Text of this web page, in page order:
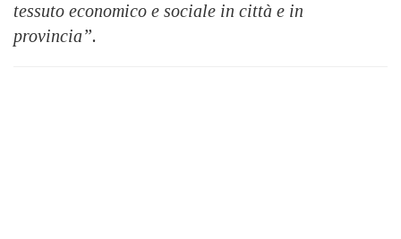
tessuto economico e sociale in città e in
provincia”.